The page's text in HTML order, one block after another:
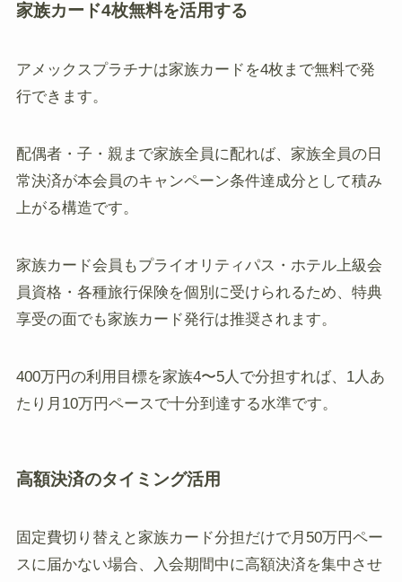
家族カード4枚無料を活用する
アメックスプラチナは家族カードを4枚まで無料で発
行できます。
配偶者・子・親まで家族全員に配れば、家族全員の日
常決済が本会員のキャンペーン条件達成分として積み
上がる構造です。
家族カード会員もプライオリティパス・ホテル上級会
員資格・各種旅行保険を個別に受けられるため、特典
享受の面でも家族カード発行は推奨されます。
400万円の利用目標を家族4〜5人で分担すれば、1人あ
たり月10万円ペースで十分到達する水準です。
高額決済のタイミング活用
固定費切り替えと家族カード分担だけで月50万円ペー
スに届かない場合、入会期間中に高額決済を集中させ